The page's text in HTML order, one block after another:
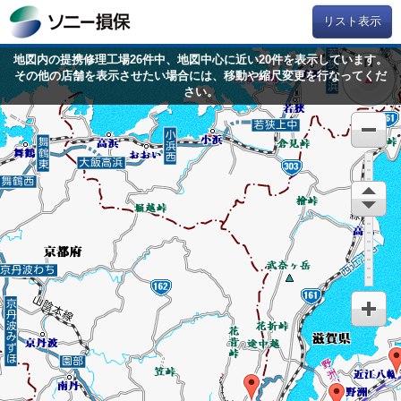
リスト表示
地図内の提携修理工場26件中、地図中心に近い20件を表示しています。
その他の店舗を表示させたい場合には、移動や縮尺変更を行なってくだ
さい。